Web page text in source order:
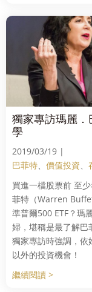
獨家專訪瑪麗
學
2019/03/19 |
巴菲特、 價值投資、
買進一檔股票前 至
菲特（Warren
準普爾500 ETF？瑪
婦，堪稱是最了解
獨家專訪時強調，依
以外的投資機會！
繼續閱讀 >